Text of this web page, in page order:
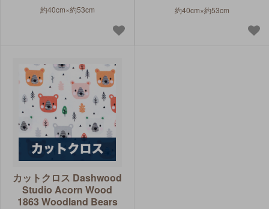
約40cm×約53cm 約40cm×約53cm
カットクロス Dashwood
Studio Acorn Wood
1863 Woodland Bears